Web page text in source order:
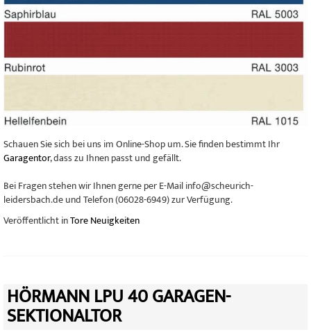
Schauen Sie sich bei uns im Online-Shop um. Sie finden bestimmt Ihr
Garagentor, dass zu Ihnen passt und gefällt.
Bei Fragen stehen wir Ihnen gerne per E-Mail info@scheurich-
leidersbach.de und Telefon (06028-6949) zur Verfügung.
Veröffentlicht inTore Neuigkeiten
HÖRMANN LPU 40 GARAGEN-
SEKTIONALTOR